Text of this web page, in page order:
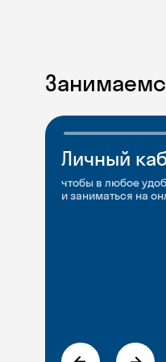
Личный
чтобы в любое
и заниматься на
Мобильное
чтобы заниматься
и Talks
Групповые